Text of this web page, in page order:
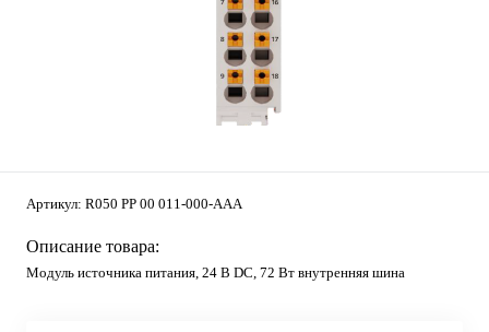
Артикул: R050 PP 00 011-000-AAA
Описание товара:
Модуль источника питания, 24 В DC, 72 Вт внутренняя шина